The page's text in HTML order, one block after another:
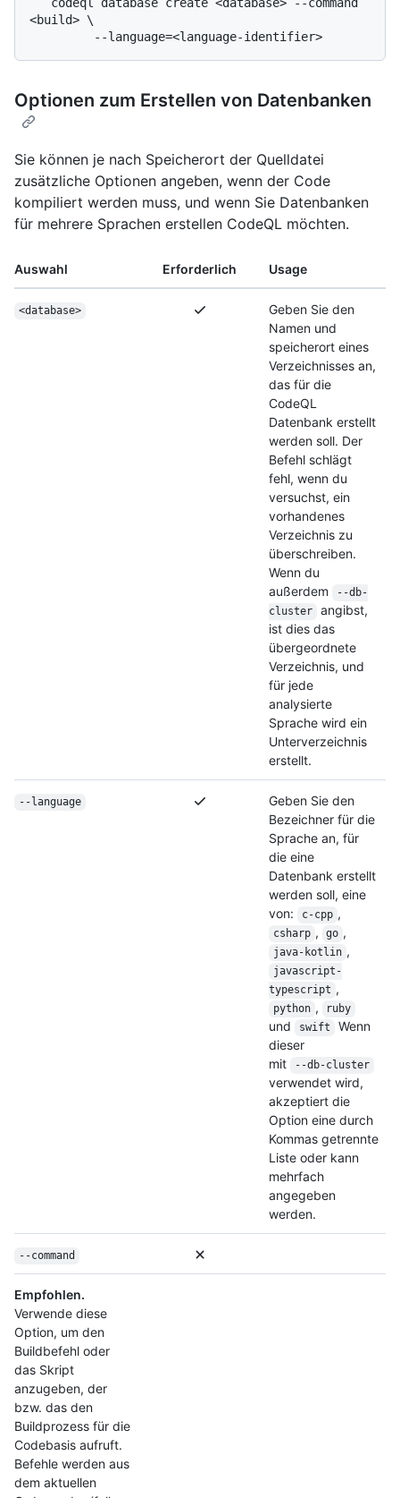
<build> \
Optionen zum Erstellen von Datenbanken
Sie können je nach Speicherort der Quelldatei
zusätzliche Optionen angeben, wenn der Code
kompiliert werden muss, und wenn Sie Datenbanken
für mehrere Sprachen erstellen CodeQL möchten.
Auswahl Erforderlich Usage
<database>
Geben Sie den
Namen und
speicherort eines
Verzeichnisses an,
das für die
CodeQL
Datenbank erstellt
werden soll. Der
Befehl schlägt
fehl, wenn du
versuchst, ein
vorhandenes
Verzeichnis zu
überschreiben.
Wenn du
außerdem
--db-
cluster
angibst,
ist dies das
übergeordnete
Verzeichnis, und
für jede
analysierte
Sprache wird ein
Unterverzeichnis
erstellt.
--language
Geben Sie den
Bezeichner für die
Sprache an, für
die eine
Datenbank erstellt
werden soll, eine
von:
c-cpp ,
csharp , go ,
java-kotlin ,
javascript-
typescript ,
python , ruby
und swift
Wenn
dieser
mit
--db-cluster
verwendet wird,
akzeptiert die
Option eine durch
Kommas getrennte
Liste oder kann
mehrfach
angegeben
werden.
--command
Empfohlen.
Verwende diese
Option, um den
Buildbefehl oder
das Skript
anzugeben, der
bzw. das den
Buildprozess für die
Codebasis aufruft.
Befehle werden aus
dem aktuellen